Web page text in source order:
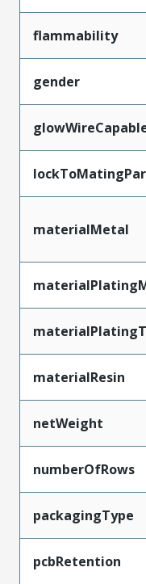
flammability
gender
materialMetal
materialResin
netWeight
numberOfRows
packagingType
pcbRetention